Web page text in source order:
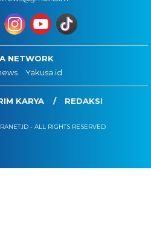
NETWORK
Yakusa.id
KARYA REDAKSI
- ALL RIGHTS RESERVED